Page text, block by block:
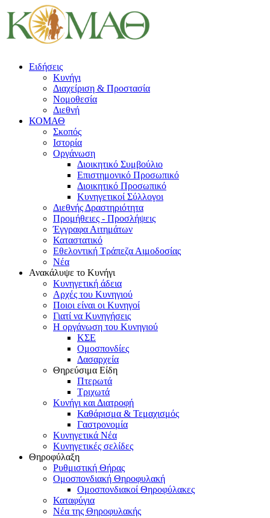
Ειδήσεις
Κυνήγι
Διαχείριση & Προστασία
Νομοθεσία
Διεθνή
ΚΟΜΑΘ
Σκοπός
Ιστορία
Οργάνωση
Διοικητικό Συμβούλιο
Επιστημονικό Προσωπικό
Διοικητικό Προσωπικό
Κυνηγετικοί Σύλλογοι
Διεθνής Δραστηριότητα
Προμήθειες - Προσλήψεις
Έγγραφα Αιτημάτων
Καταστατικό
Εθελοντική Τράπεζα Αιμοδοσίας
Νέα
Ανακάλυψε το Κυνήγι
Κυνηγετική άδεια
Αρχές του Κυνηγιού
Ποιοι είναι οι Κυνηγοί
Γιατί να Κυνηγήσεις
Η οργάνωση του Κυνηγιού
ΚΣΕ
Ομοσπονδίες
Δασαρχεία
Θηρεύσιμα Είδη
Πτερωτά
Τριχωτά
Κυνήγι και Διατροφή
Καθάρισμα & Τεμαχισμός
Γαστρονομία
Κυνηγετικά Νέα
Κυνηγετικές σελίδες
Θηροφύλαξη
Ρυθμιστική Θήρας
Ομοσπονδιακή Θηροφυλακή
Oμοσπονδιακοί Θηροφύλακες
Καταφύγια
Νέα της Θηροφυλακής